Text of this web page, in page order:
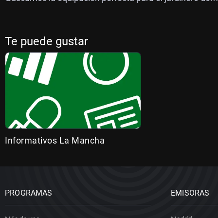
Te puede gustar
Informativos La Mancha
PROGRAMAS EMISORAS